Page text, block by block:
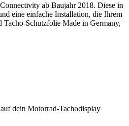
ab Baujahr 2018. Diese in
eine einfache Installation, die Ihrem
Schutzfolie Made in Germany,
dein Motorrad-Tachodisplay